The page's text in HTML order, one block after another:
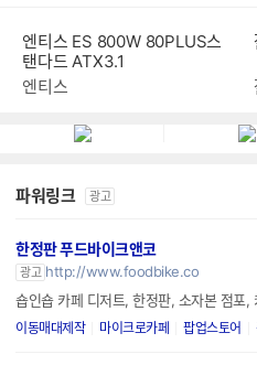
엔티스 ES 800W 80PLUS스
탠다드 ATX3.1
엔티스
파워링크 광고
한정판 푸드바이크앤코
광고 http://www.foodbike.co
숍인숍 카페 디저트, 한정판, 소자본 점포,
이동매대제작 마이크로카페 팝업스토어